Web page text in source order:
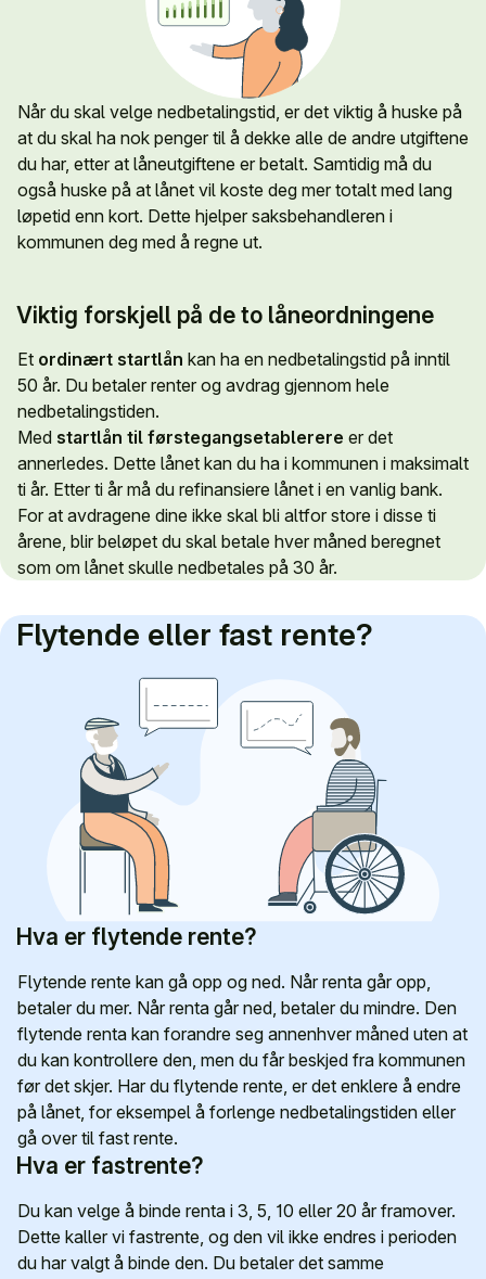
Når du skal velge nedbetalingstid, er det viktig å huske på
at du skal ha nok penger til å dekke alle de andre utgiftene
du har, etter at låneutgiftene er betalt. Samtidig må du
også huske på at lånet vil koste deg mer totalt med lang
løpetid enn kort. Dette hjelper saksbehandleren i
kommunen deg med å regne ut.
Viktig forskjell på de to låneordningene
Et ordinært startlån kan ha en nedbetalingstid på inntil
50 år. Du betaler renter og avdrag gjennom hele
nedbetalingstiden.
Med startlån til førstegangsetablerere er det
annerledes. Dette lånet kan du ha i kommunen i maksimalt
ti år. Etter ti år må du refinansiere lånet i en vanlig bank.
For at avdragene dine ikke skal bli altfor store i disse ti
årene, blir beløpet du skal betale hver måned beregnet
som om lånet skulle nedbetales på 30 år.
Flytende eller fast rente?
Hva er flytende rente?
Flytende rente kan gå opp og ned. Når renta går opp,
betaler du mer. Når renta går ned, betaler du mindre. Den
flytende renta kan forandre seg annenhver måned uten at
du kan kontrollere den, men du får beskjed fra kommunen
før det skjer. Har du flytende rente, er det enklere å endre
på lånet, for eksempel å forlenge nedbetalingstiden eller
gå over til fast rente.
Hva er fastrente?
Du kan velge å binde renta i 3, 5, 10 eller 20 år framover.
Dette kaller vi fastrente, og den vil ikke endres i perioden
du har valgt å binde den. Du betaler det samme